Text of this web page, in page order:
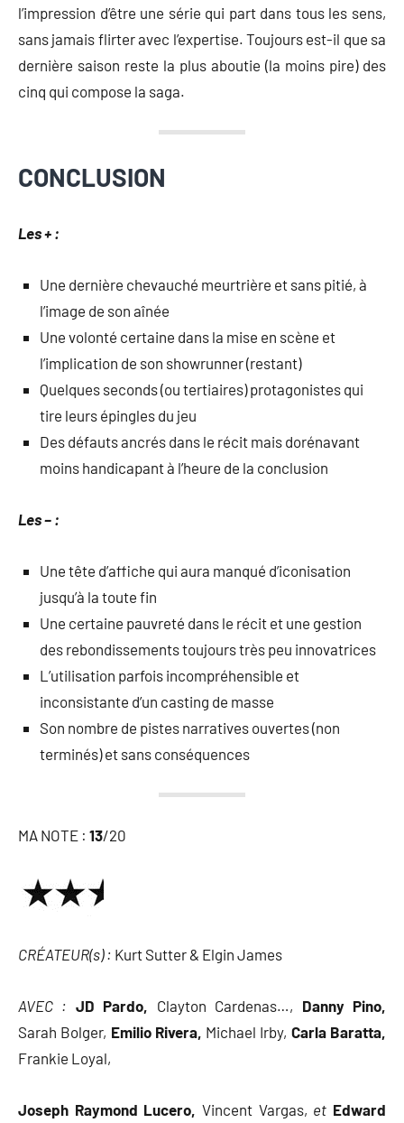
l’impression d’être une série qui part dans tous les sens,
sans jamais flirter avec l’expertise. Toujours est-il que sa
dernière saison reste la plus aboutie (la moins pire) des
cinq qui compose la saga.
CONCLUSION
Les + :
Une dernière chevauché meurtrière et sans pitié, à
l’image de son aînée
Une volonté certaine dans la mise en scène et
l’implication de son showrunner (restant)
Quelques seconds (ou tertiaires) protagonistes qui
tire leurs épingles du jeu
Des défauts ancrés dans le récit mais dorénavant
moins handicapant à l’heure de la conclusion
Les – :
Une tête d’affiche qui aura manqué d’iconisation
jusqu’à la toute fin
Une certaine pauvreté dans le récit et une gestion
des rebondissements toujours très peu innovatrices
L’utilisation parfois incompréhensible et
inconsistante d’un casting de masse
Son nombre de pistes narratives ouvertes (non
terminés) et sans conséquences
MA NOTE : 13/20
CRÉATEUR(s) : Kurt Sutter & Elgin James
AVEC : JD Pardo, Clayton Cardenas…, Danny Pino,
Sarah Bolger, Emilio Rivera, Michael Irby, Carla Baratta,
Frankie Loyal,
Joseph Raymond Lucero, Vincent Vargas, et Edward